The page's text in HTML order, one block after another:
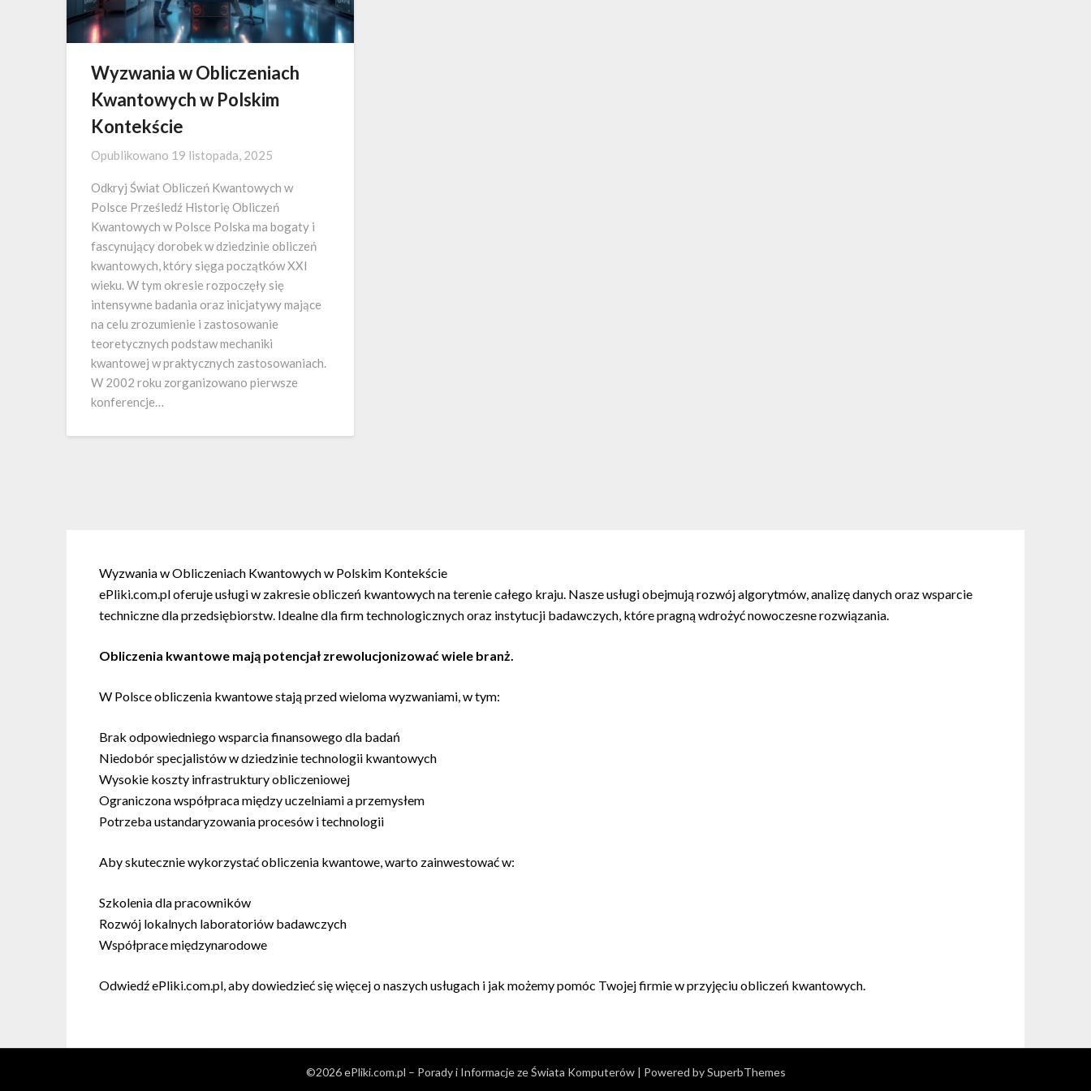
Wyzwania w Obliczeniach
Kwantowych w Polskim
Kontekście
Opublikowano 19 listopada, 2025
Odkryj Świat Obliczeń Kwantowych w
Polsce Prześledź Historię Obliczeń
Kwantowych w Polsce Polska ma bogaty i
fascynujący dorobek w dziedzinie obliczeń
kwantowych, który sięga początków XXI
wieku. W tym okresie rozpoczęły się
intensywne badania oraz inicjatywy mające
na celu zrozumienie i zastosowanie
teoretycznych podstaw mechaniki
kwantowej w praktycznych zastosowaniach.
W 2002 roku zorganizowano pierwsze
konferencje…
Wyzwania w Obliczeniach Kwantowych w Polskim Kontekście
ePliki.com.pl oferuje usługi w zakresie obliczeń kwantowych na terenie całego kraju. Nasze usługi obejmują rozwój algorytmów, analizę danych oraz wsparcie
techniczne dla przedsiębiorstw. Idealne dla firm technologicznych oraz instytucji badawczych, które pragną wdrożyć nowoczesne rozwiązania.
Obliczenia kwantowe mają potencjał zrewolucjonizować wiele branż.
W Polsce obliczenia kwantowe stają przed wieloma wyzwaniami, w tym:
Brak odpowiedniego wsparcia finansowego dla badań
Niedobór specjalistów w dziedzinie technologii kwantowych
Wysokie koszty infrastruktury obliczeniowej
Ograniczona współpraca między uczelniami a przemysłem
Potrzeba ustandaryzowania procesów i technologii
Aby skutecznie wykorzystać obliczenia kwantowe, warto zainwestować w:
Szkolenia dla pracowników
Rozwój lokalnych laboratoriów badawczych
Współprace międzynarodowe
Odwiedź ePliki.com.pl, aby dowiedzieć się więcej o naszych usługach i jak możemy pomóc Twojej firmie w przyjęciu obliczeń kwantowych.
©2026 ePliki.com.pl – Porady i Informacje ze Świata Komputerów | Powered bySuperbThemes